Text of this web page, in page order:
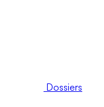
Dossiers